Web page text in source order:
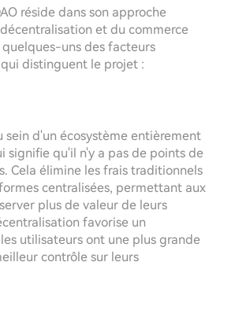
réside dans son approche
et du commerce
uns des facteurs
distinguent le projet :
sein d'un écosystème entièrement
signifie qu'il n'y a pas de points de
Cela élimine les frais traditionnels
centralisées, permettant aux
plus de valeur de leurs
favorise un
utilisateurs ont une plus grande
contrôle sur leurs